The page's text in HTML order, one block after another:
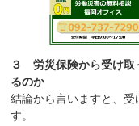
３労災保険から受け
るのか
結論から言いますと、
す。